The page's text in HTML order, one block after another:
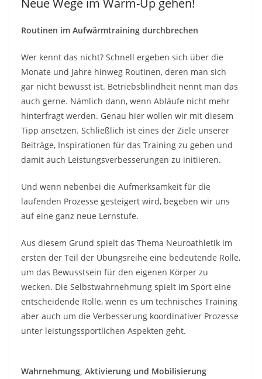
Neue Wege im Warm-Up gehen!
Routinen im Aufwärmtraining durchbrechen
Wer kennt das nicht? Schnell ergeben sich über die
Monate und Jahre hinweg Routinen, deren man sich
gar nicht bewusst ist. Betriebsblindheit nennt man das
auch gerne. Nämlich dann, wenn Abläufe nicht mehr
hinterfragt werden. Genau hier wollen wir mit diesem
Tipp ansetzen. Schließlich ist eines der Ziele unserer
Beiträge, Inspirationen für das Training zu geben und
damit auch Leistungsverbesserungen zu initiieren.
Und wenn nebenbei die Aufmerksamkeit für die
laufenden Prozesse gesteigert wird, begeben wir uns
auf eine ganz neue Lernstufe.
Aus diesem Grund spielt das Thema Neuroathletik im
ersten der Teil der Übungsreihe eine bedeutende Rolle,
um das Bewusstsein für den eigenen Körper zu
wecken. Die Selbstwahrnehmung spielt im Sport eine
entscheidende Rolle, wenn es um technisches Training
aber auch um die Verbesserung koordinativer Prozesse
unter leistungssportlichen Aspekten geht.
Wahrnehmung, Aktivierung und Mobilisierung